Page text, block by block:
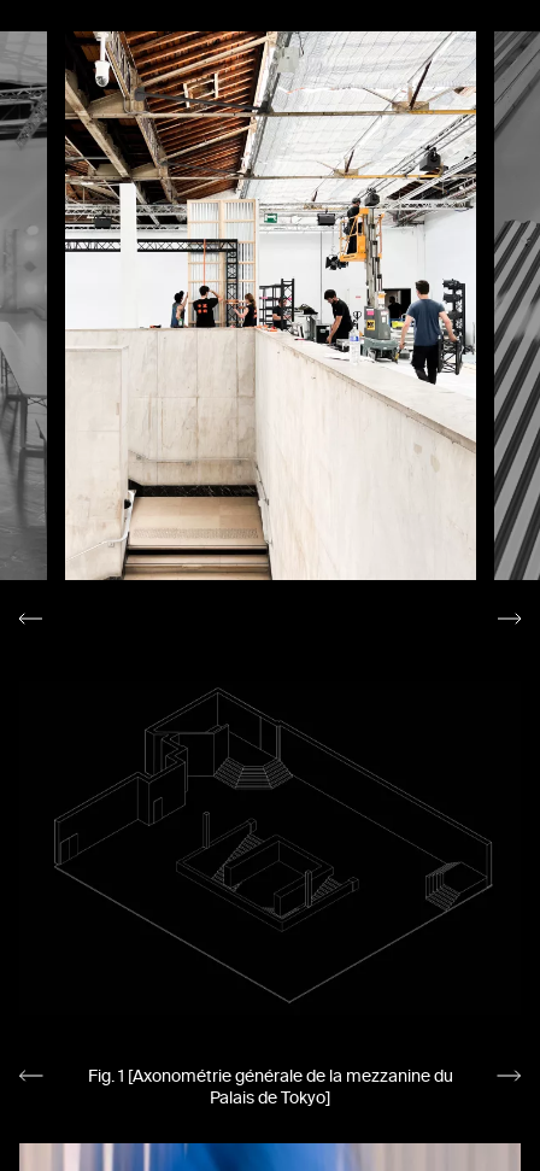
Fig. 1 [Axonométrie générale de la mezzanine du
Palais de Tokyo]